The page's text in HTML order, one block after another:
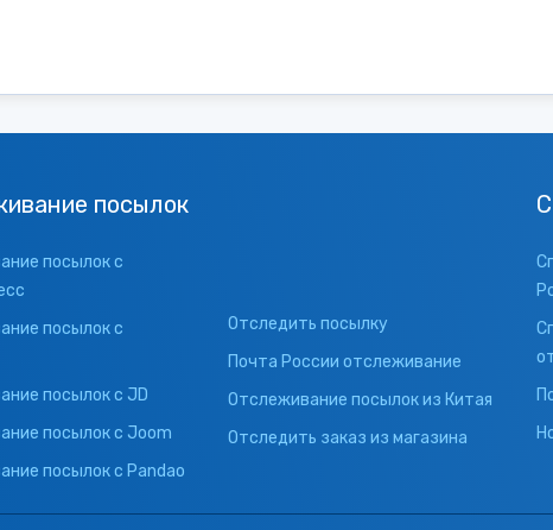
посылок
посылок с
посылок с
посылок с JD
посылок с Joom
посылок с Pandao
Отследить посылку
Почта России отслеживание
Отслеживание посылок из Китая
Отследить заказ из магазина